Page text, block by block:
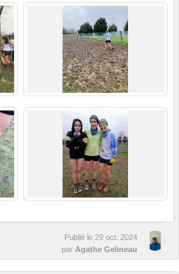
Publié le 29 oct. 2024
par Agathe Gelineau